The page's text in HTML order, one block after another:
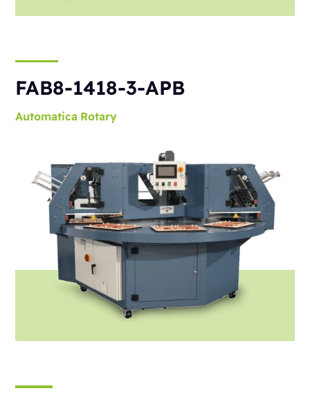
FAB8-1418-3-APB
Automatica Rotary